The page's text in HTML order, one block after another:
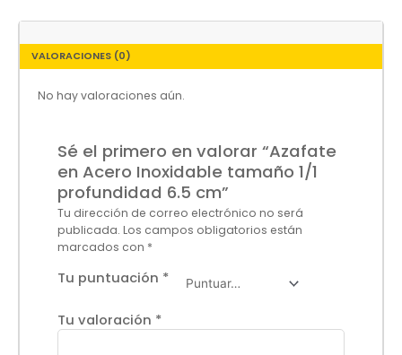
VALORACIONES (0)
No hay valoraciones aún.
Sé el primero en valorar “Azafate
en Acero Inoxidable tamaño 1/1
profundidad 6.5 cm”
Tu dirección de correo electrónico no será
publicada. Los campos obligatorios están
marcados con *
Tu puntuación *
Tu valoración *